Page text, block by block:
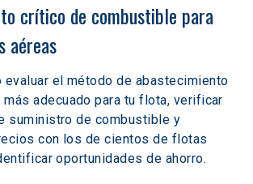
crítico de combustible para
aéreas
evaluar el método de abastecimiento
adecuado para tu flota, verificar
suministro de combustible y
con los de cientos de flotas
oportunidades de ahorro.